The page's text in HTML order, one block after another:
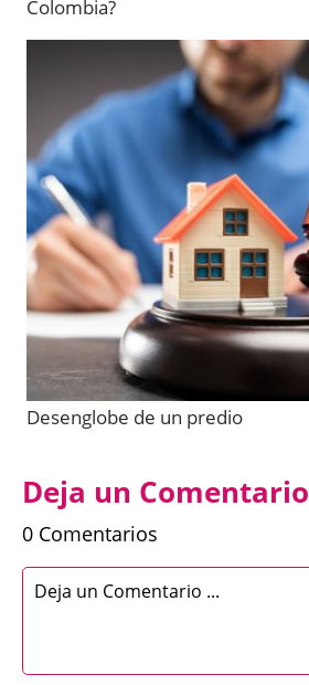
Colombia?
Desenglobe de un predio
Deja un Comentario
0 Comentarios